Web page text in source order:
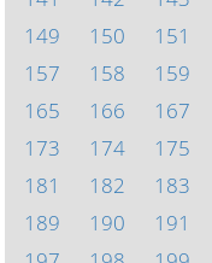
149
150 151
157
158 159
165
166 167
173
174 175
181
182 183
189
190 191